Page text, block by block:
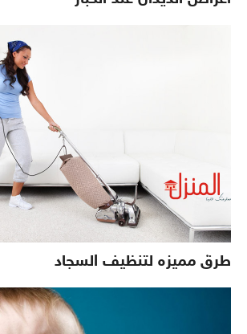
طرق مميزه لتنظيف السجاد